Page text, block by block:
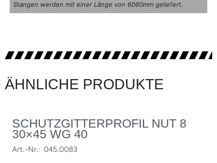
Stangen werden mit einer Länge von 6060mm geliefert.
ÄHNLICHE PRODUKTE
SCHUTZGITTERPROFIL NUT 8
30×45 WG 40
Art.-Nr.: 045.0083